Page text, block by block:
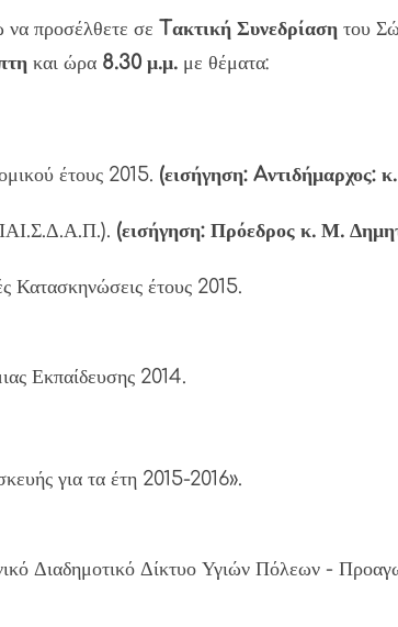
προσέλθετε σε Tακτική Συνεδρίαση του
και ώρα 8.30 μ.μ. με θέματα:
έτους 2015. (εισήγηση: Aντιδήμαρχος:
(εισήγηση: Πρόεδρος κ. Μ.
Κατασκηνώσεις έτους 2015.
Εκπαίδευσης 2014.
για τα έτη 2015-2016».
Διαδημοτικό Δίκτυο Υγιών Πόλεων -